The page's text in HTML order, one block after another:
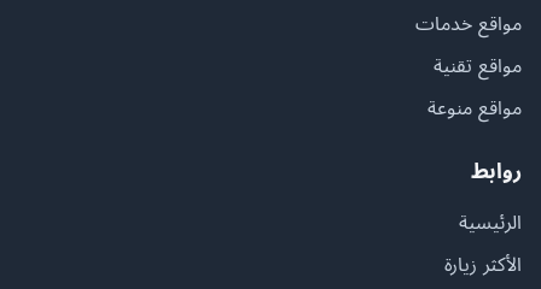
مواقع خدمات
مواقع تقنية
مواقع منوعة
روابط
الرئيسية
الأكثر زيارة